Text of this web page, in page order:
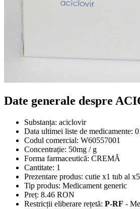
Date generale despre
Substanța: aciclovir
Data ultimei liste de medicamente:
Codul comercial: W60557001
Concentrație: 50mg / g
Forma farmaceutică: CREMĂ
Cantitate: 1
Prezentare produs: cutie x1 tub al
Tip produs: Medicament generic
Preț: 8.46 RON
Restricții eliberare rețetă: P-RF -